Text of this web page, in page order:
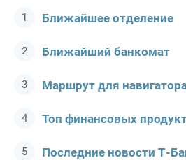
Ближайшее отделение
Ближайший банкомат
Маршрут для
Топ финансовых
Последние новости Т-